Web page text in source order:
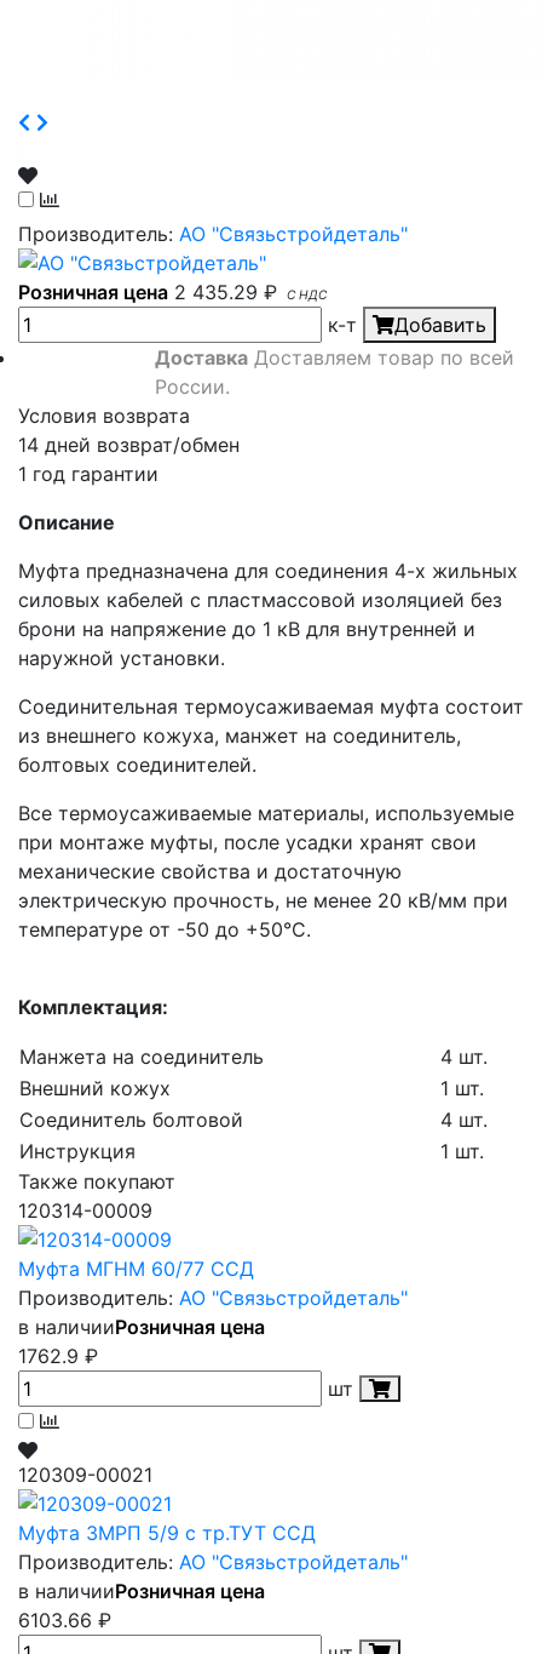
Производитель: АО "Связьстройдеталь"
Розничная цена 2 435.29 ₽ С НДС
к-т
Добавить
ДоставкаДоставляем товар по всей
России.
Условия возврата
14 дней возврат/обмен
1 год гарантии
Описание
Муфта предназначена для соединения 4-х жильных
силовых кабелей с пластмассовой изоляцией без
брони на напряжение до 1 кВ для внутренней и
наружной установки.
Соединительная термоусаживаемая муфта состоит
из внешнего кожуха, манжет на соединитель,
болтовых соединителей.
Все термоусаживаемые материалы, используемые
при монтаже муфты, после усадки хранят свои
механические свойства и достаточную
электрическую прочность, не менее 20 кВ/мм при
температуре от -50 до +50°C.
Комплектация:
Манжета на соединитель
4 шт.
Внешний кожух
1 шт.
Соединитель болтовой
4 шт.
Инструкция
1 шт.
Также покупают
120314-00009
Муфта МГНМ 60/77 ССД
Производитель: АО "Связьстройдеталь"
в наличииРозничная цена
1762.9 ₽
шт
120309-00021
Муфта 3МРП 5/9 с тр.ТУТ ССД
Производитель: АО "Связьстройдеталь"
в наличииРозничная цена
6103.66 ₽